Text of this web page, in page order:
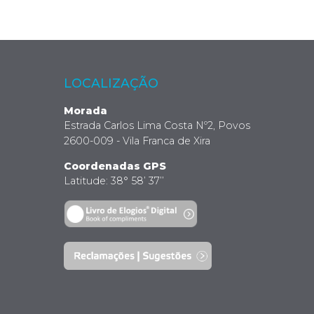
LOCALIZAÇÃO
Morada
Estrada Carlos Lima Costa Nº2, Povos
2600-009 - Vila Franca de Xira
Coordenadas GPS
Latitude: 38° 58’ 37’’